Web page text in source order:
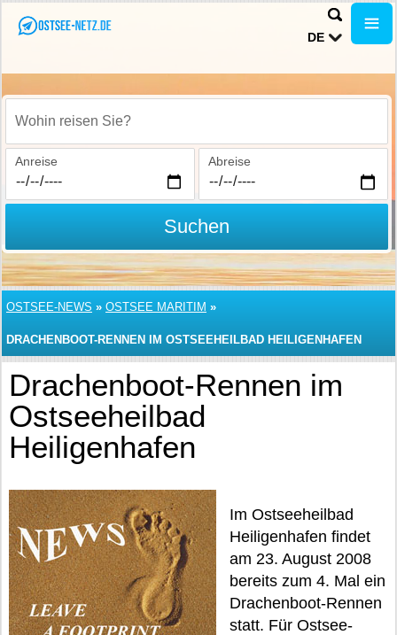
DE
Wohin reisen Sie?
Anreise Abreise
Suchen
OSTSEE-NEWS » OSTSEE MARITIM »
DRACHENBOOT-RENNEN IM OSTSEEHEILBAD HEILIGENHAFEN
Drachenboot-Rennen im
Ostseeheilbad
Heiligenhafen
Im Ostseeheilbad
Heiligenhafen findet
am 23. August 2008
bereits zum 4. Mal ein
Drachenboot-Rennen
statt. Für Ostsee-